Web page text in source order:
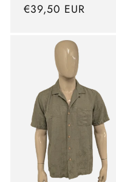
precio
€39,50 EUR